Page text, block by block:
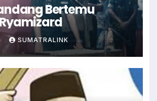
Bertemu
SUMATRALINK